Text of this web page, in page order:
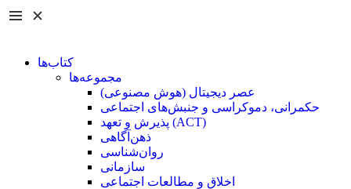
کتاب‌ها
مجموعه‌ها
عصر دیجیتال (هوش مصنوعی)
حکمرانی، دموکراسی و جنبش‌های اجتماعی
پذیرش و تعهد (ACT)
ذهن‌آگاهی
روان‌شناسی
سازمانی
اخلاق و مطالعات اجتماعی